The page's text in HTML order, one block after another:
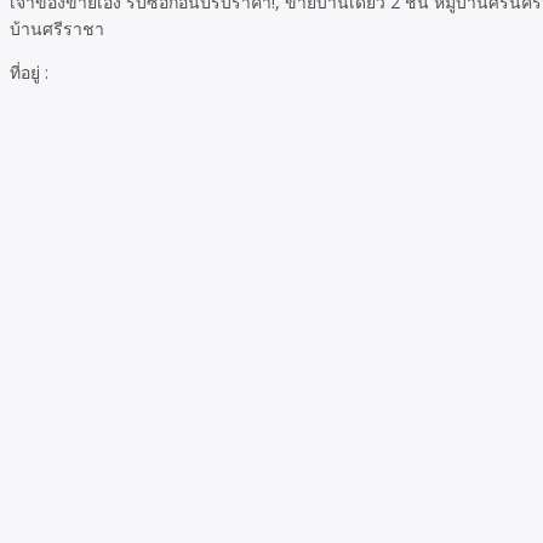
บ้านศรีราชา
ที่อยู่ :